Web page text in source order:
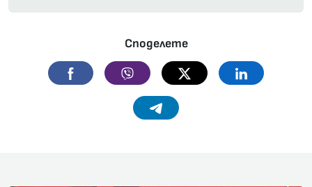
Споделете
Facebook Viber Twitter Linkedin
Telegram